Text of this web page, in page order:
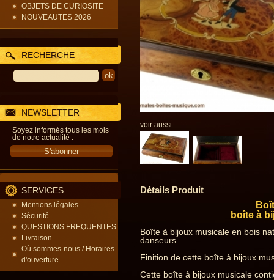
OBJETS DE CURIOSITE
NOUVEAUTES 2026
RECHERCHE
NEWSLETTER
Soyez informés tous les mois
de notre actualité :
SERVICES
Mentions légales
Sécurité
QUESTIONS FREQUENTES
Livraison
Où sommes-nous / Horaires
d'ouverture
voir aussi :
Détails Produit
boîte à
Boîte à bijoux musicale en bois
danseurs.
Finition de cette boîte à bijoux
Cette boîte à bijoux musicale